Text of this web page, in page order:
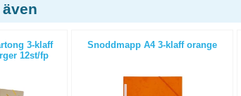
3-klaff
12st/fp
Snoddmapp A4 3-klaff orange